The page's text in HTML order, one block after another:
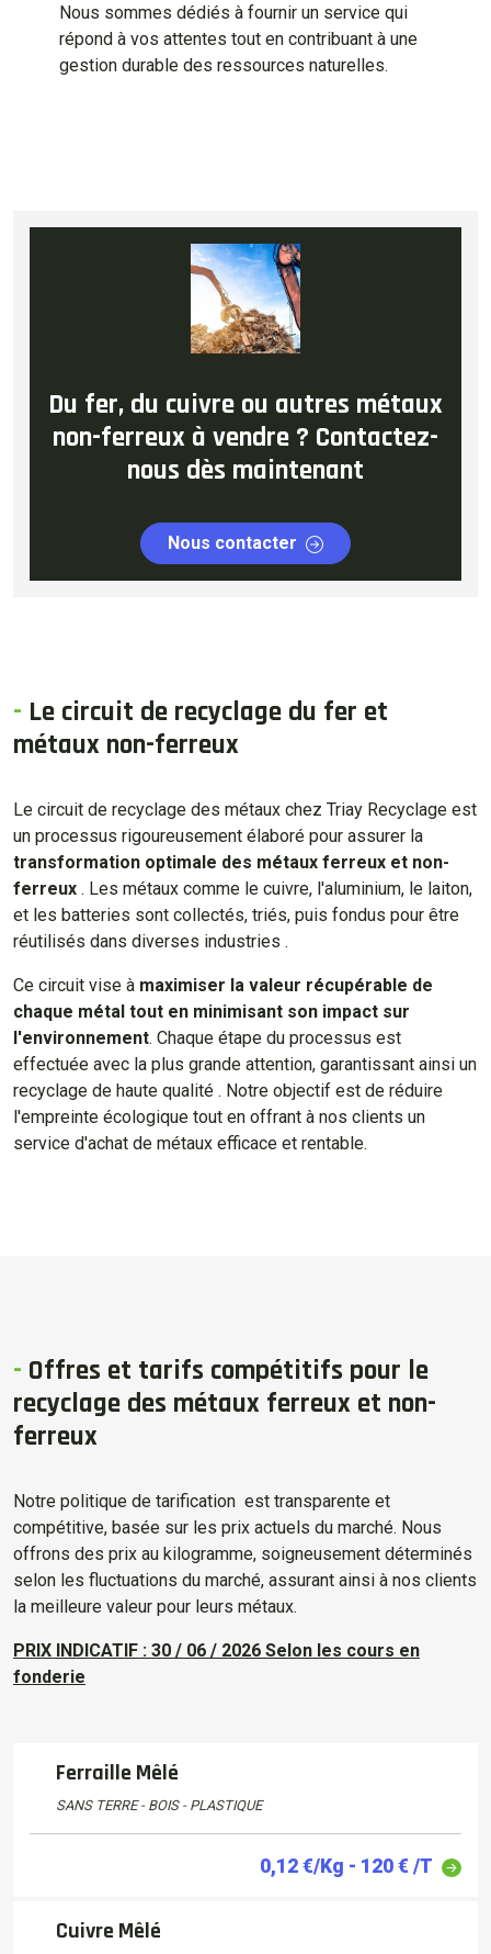
Nous sommes dédiés à fournir un service qui
répond à vos attentes tout en contribuant à une
gestion durable des ressources naturelles.
Du fer, du cuivre ou autres métaux
non-ferreux à vendre ? Contactez-
nous dès maintenant
Nous contacter
- Le circuit de recyclage du fer et
métaux non-ferreux
Le circuit de recyclage des métaux chez Triay Recyclage est
un processus rigoureusement élaboré pour assurer la
transformation optimale des métaux ferreux et non-
ferreux . Les métaux comme le cuivre, l'aluminium, le laiton,
et les batteries sont collectés, triés, puis fondus pour être
réutilisés dans diverses industries .
Ce circuit vise à maximiser la valeur récupérable de
chaque métal tout en minimisant son impact sur
l'environnement. Chaque étape du processus est
effectuée avec la plus grande attention, garantissant ainsi un
recyclage de haute qualité . Notre objectif est de réduire
l'empreinte écologique tout en offrant à nos clients un
service d'achat de métaux efficace et rentable.
- Offres et tarifs compétitifs pour le
recyclage des métaux ferreux et non-
ferreux
Notre politique de tarification est transparente et
compétitive, basée sur les prix actuels du marché. Nous
offrons des prix au kilogramme, soigneusement déterminés
selon les fluctuations du marché, assurant ainsi à nos clients
la meilleure valeur pour leurs métaux.
PRIX INDICATIF : 30 / 06 / 2026 Selon les cours en
fonderie
Ferraille Mêlé
SANS TERRE - BOIS - PLASTIQUE
0,12 €/Kg - 120 € /T
Cuivre Mêlé